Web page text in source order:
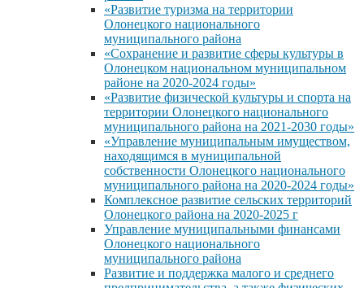
«Развитие туризма на территории
Олонецкого национального
муниципального района
«Сохранение и развитие сферы культуры в
Олонецком национальном муниципальном
районе на 2020-2024 годы»
«Развитие физической культуры и спорта на
территории Олонецкого национального
муниципального района на 2021-2030 годы»
«Управление муниципальным имуществом,
находящимся в муниципальной
собственности Олонецкого национального
муниципального района на 2020-2024 годы»
Комплексное развитие сельских территорий
Олонецкого района на 2020-2025 г
Управление муниципальными финансами
Олонецкого национального
муниципального района
Развитие и поддержка малого и среднего